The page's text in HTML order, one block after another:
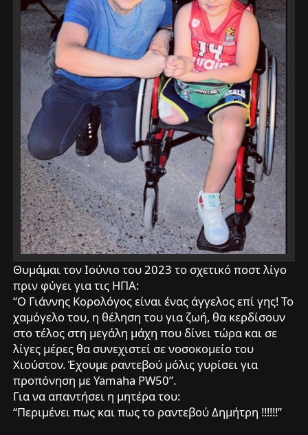
Θυμάμαι τον Ιούνιο του 2023 το σχετικό ποστ λίγο
πριν φύγει για τις ΗΠΑ:
“O Γιάννης Κορολόγος είναι ένας άγγελος επί γης! Το
χαμόγελο του, η θέληση του για ζωή, θα κερδίσουν
στο τέλος στη μεγάλη μάχη που δίνει τώρα και σε
λίγες μέρες θα συνεχιστεί σε νοσοκομείο του
Χιούστον. Έχουμε ραντεβού μόλις γυρίσει για
προπόνηση με Yamaha PW50”.
Για να απαντήσει η μητέρα του:
“Περιμένει πως και πως το ραντεβού Δημήτρη !!!!!!”